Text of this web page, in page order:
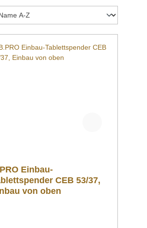
Einbau-
CEB 53/37,
von oben